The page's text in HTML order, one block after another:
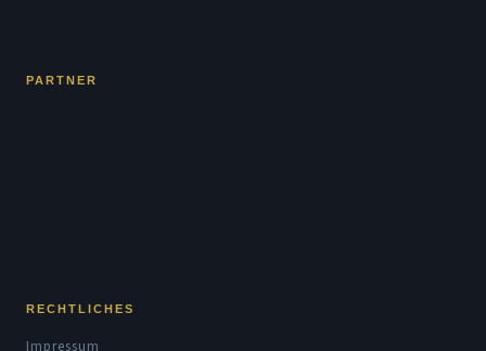
PARTNER
RECHTLICHES
Impressum